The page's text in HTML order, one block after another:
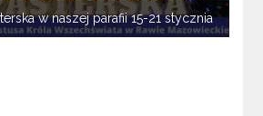
w naszej parafii 15-21 stycznia